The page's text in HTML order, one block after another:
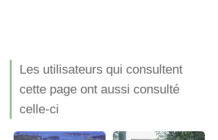
Les utilisateurs qui consultent
cette page ont aussi consulté
celle-ci